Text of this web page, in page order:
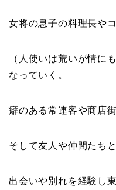
女将の息子の料理長や
（人使いは荒いが情に
なっていく。
癖のある常連客や商店
そして友人や仲間たち
出会いや別れを経験し